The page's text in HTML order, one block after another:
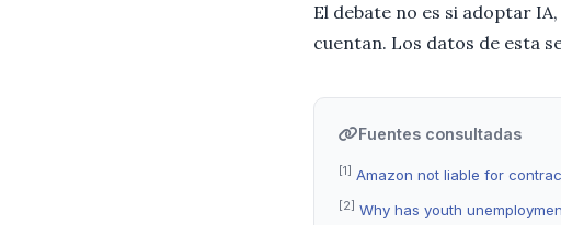
El debate no es si adoptar
cuentan. Los datos de esta
Fuentes consultadas
[1] Amazon not liable for
[2] Why has youth